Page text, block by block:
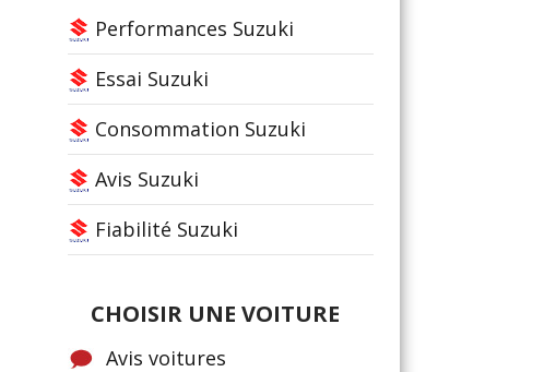
Performances Suzuki
Essai Suzuki
Consommation Suzuki
Avis Suzuki
Fiabilité Suzuki
CHOISIR UNE VOITURE
Avis voitures